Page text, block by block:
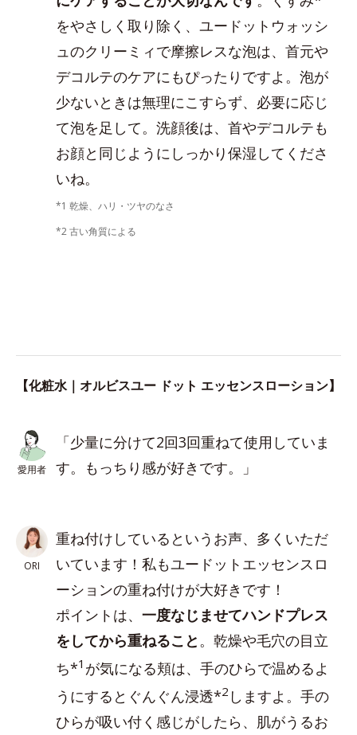
をやさしく取り除く、ユードットウォッシ
ュのクリーミィで摩擦レスな泡は、首元や
デコルテのケアにもぴったりですよ。泡が
少ないときは無理にこすらず、必要に応じ
て泡を足して。洗顔後は、首やデコルテも
お顔と同じようにしっかり保湿してくださ
いね。
*1 乾燥、ハリ・ツヤのなさ
*2 古い角質による
【化粧水｜オルビスユー ドット エッセンスローション】
愛用者
「少量に分けて2回3回重ねて使用していま
す。もっちり感が好きです。」
ORI
重ね付けしているというお声、多くいただ
いています！私もユードットエッセンスロ
ーションの重ね付けが大好きです！
ポイントは、 一度なじませてハンドプレス
をしてから重ねること 。乾燥や毛穴の目立
ち*1 が気になる頬は、手のひらで温めるよ
うにするとぐんぐん浸透*2 しますよ。手の
ひらが吸い付く感じがしたら、肌がうるお